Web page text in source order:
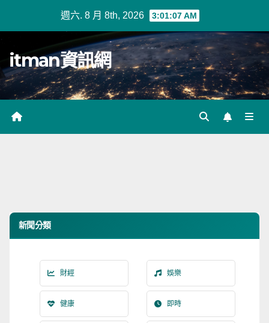
週六. 8 月 8th, 2026 3:01:07 AM
itman資訊網
新聞分類
財經 娛樂
健康 即時